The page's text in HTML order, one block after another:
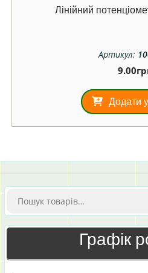
Лінійний
Артикул:
9.00
Додати
Шукати:
Графік